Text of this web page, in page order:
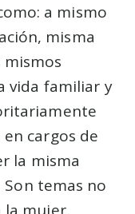
a mismo
misma
vida familiar y
cargos de
la misma
temas no
la mujer,